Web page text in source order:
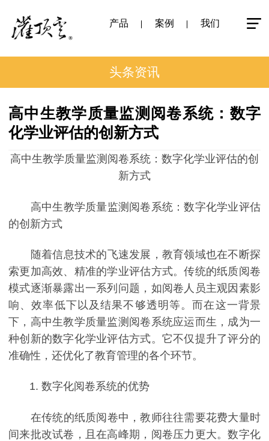
产品 案例 我们
头条资讯
高中生教学质量监测阅卷系统：数字
化学业评估的创新方式
高中生教学质量监测阅卷系统：数字化学业评估的创
新方式
高中生教学质量监测阅卷系统：数字化学业评估
的创新方式
随着信息技术的飞速发展，教育领域也在不断探
索更加高效、精准的学业评估方式。传统的纸质阅卷
模式逐渐暴露出一系列问题，如阅卷人员主观因素影
响、效率低下以及结果不够透明等。而在这一背景
下，高中生教学质量监测阅卷系统应运而生，成为一
种创新的数字化学业评估方式。它不仅提升了评分的
准确性，还优化了教育管理的各个环节。
1. 数字化阅卷系统的优势
在传统的纸质阅卷中，教师往往需要花费大量时
间来批改试卷，且在高峰期，阅卷压力更大。数字化